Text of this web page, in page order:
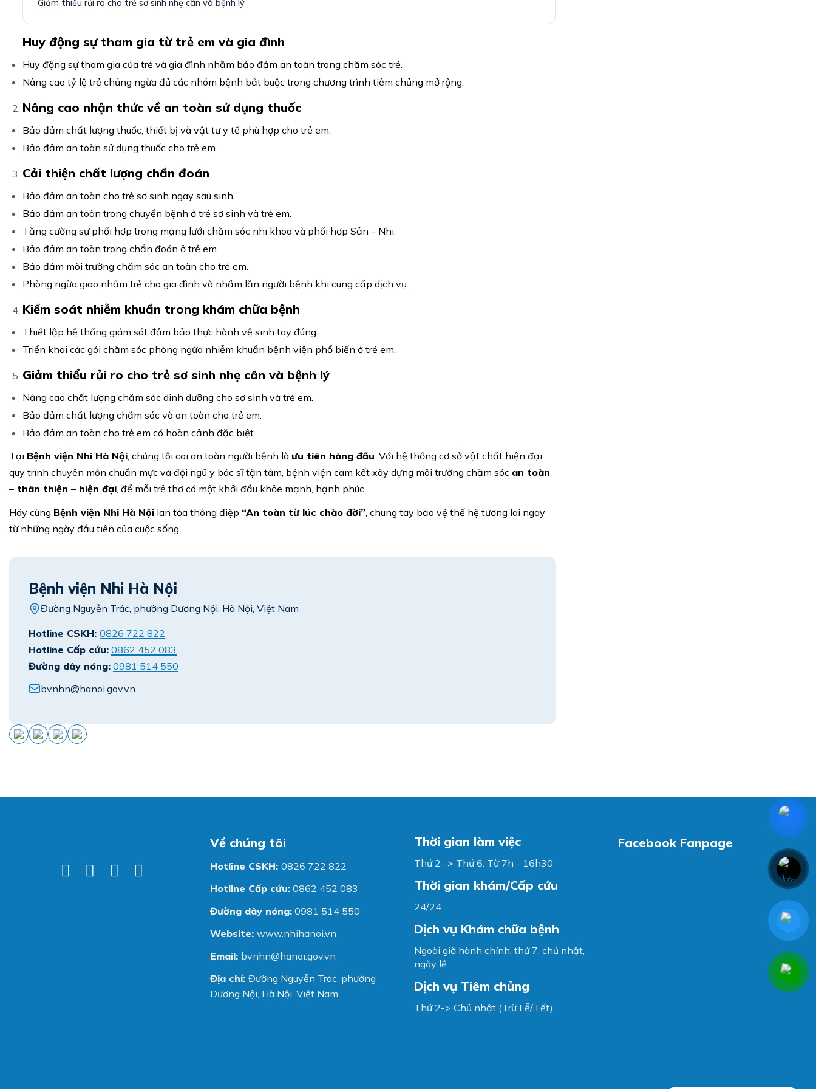
Giảm thiểu rủi ro cho trẻ sơ sinh nhẹ cân và bệnh lý
Huy động sự tham gia từ trẻ em và gia đình
Huy động sự tham gia của trẻ và gia đình nhằm bảo đảm an toàn trong chăm sóc trẻ.
Nâng cao tỷ lệ trẻ chủng ngừa đủ các nhóm bệnh bắt buộc trong chương trình tiêm chủng mở rộng.
Nâng cao nhận thức về an toàn sử dụng thuốc
Bảo đảm chất lượng thuốc, thiết bị và vật tư y tế phù hợp cho trẻ em.
Bảo đảm an toàn sử dụng thuốc cho trẻ em.
Cải thiện chất lượng chẩn đoán
Bảo đảm an toàn cho trẻ sơ sinh ngay sau sinh.
Bảo đảm an toàn trong chuyển bệnh ở trẻ sơ sinh và trẻ em.
Tăng cường sự phối hợp trong mạng lưới chăm sóc nhi khoa và phối hợp Sản – Nhi.
Bảo đảm an toàn trong chẩn đoán ở trẻ em.
Bảo đảm môi trường chăm sóc an toàn cho trẻ em.
Phòng ngừa giao nhầm trẻ cho gia đình và nhầm lẫn người bệnh khi cung cấp dịch vụ.
Kiểm soát nhiễm khuẩn trong khám chữa bệnh
Thiết lập hệ thống giám sát đảm bảo thực hành vệ sinh tay đúng.
Triển khai các gói chăm sóc phòng ngừa nhiễm khuẩn bệnh viện phổ biến ở trẻ em.
Giảm thiểu rủi ro cho trẻ sơ sinh nhẹ cân và bệnh lý
Nâng cao chất lượng chăm sóc dinh dưỡng cho sơ sinh và trẻ em.
Bảo đảm chất lượng chăm sóc và an toàn cho trẻ em.
Bảo đảm an toàn cho trẻ em có hoàn cảnh đặc biệt.
Tại Bệnh viện Nhi Hà Nội, chúng tôi coi an toàn người bệnh là ưu tiên hàng đầu. Với hệ thống cơ sở vật chất hiện đại,
quy trình chuyên môn chuẩn mực và đội ngũ y bác sĩ tận tâm, bệnh viện cam kết xây dựng môi trường chăm sóc an toàn
– thân thiện – hiện đại, để mỗi trẻ thơ có một khởi đầu khỏe mạnh, hạnh phúc.
Hãy cùng Bệnh viện Nhi Hà Nội lan tỏa thông điệp “An toàn từ lúc chào đời”, chung tay bảo vệ thế hệ tương lai ngay
từ những ngày đầu tiên của cuộc sống.
Bệnh viện Nhi Hà Nội
Đường Nguyễn Trác, phường Dương Nội, Hà Nội, Việt Nam
Hotline CSKH: 0826 722 822
Hotline Cấp cứu: 0862 452 083
Đường dây nóng: 0981 514 550
bvnhn@hanoi.gov.vn
Về chúng tôi
Hotline CSKH: 0826 722 822
Hotline Cấp cứu: 0862 452 083
Đường dây nóng: 0981 514 550
Website: www.nhihanoi.vn
Email: bvnhn@hanoi.gov.vn
Địa chỉ: Đường Nguyễn Trác, phường
Dương Nội, Hà Nội, Việt Nam
Thời gian làm việc
Thứ 2 -> Thứ 6: Từ 7h - 16h30
Thời gian khám/Cấp cứu
24/24
Dịch vụ Khám chữa bệnh
Ngoài giờ hành chính, thứ 7, chủ nhật,
ngày lễ.
Dịch vụ Tiêm chủng
Thứ 2-> Chủ nhật (Trừ Lễ/Tết)
Facebook Fanpage